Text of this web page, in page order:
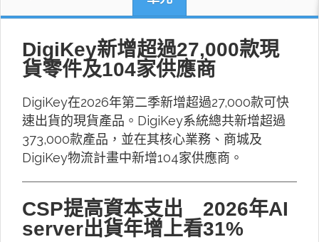
DigiKey新增超過27,000款現
貨零件及104家供應商
DigiKey在2026年第二季新增超過27,000款可快
速出貨的現貨產品。DigiKey系統總共新增超過
373,000款產品，並在其核心業務、商城及
DigiKey物流計畫中新增104家供應商。
CSP提高資本支出 2026年AI
server出貨年增上看31%